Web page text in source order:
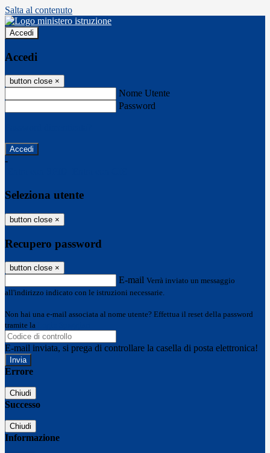
Salta al contenuto
Accedi
Accedi
button close ×
Nome Utente
Password
-
Seleziona utente
button close ×
Recupero password
button close ×
E-mail Verrà inviato un messaggio
all'indirizzo indicato con le istruzioni necessarie.
Non hai una e-mail associata al nome utente? Effettua il reset della password
tramite la
E-mail inviata, si prega di controllare la casella di posta elettronica!
Errore
Chiudi
Successo
Chiudi
Informazione